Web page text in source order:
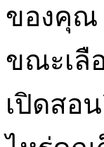
ของคุณ
ขณะเลื
เปิดสอ